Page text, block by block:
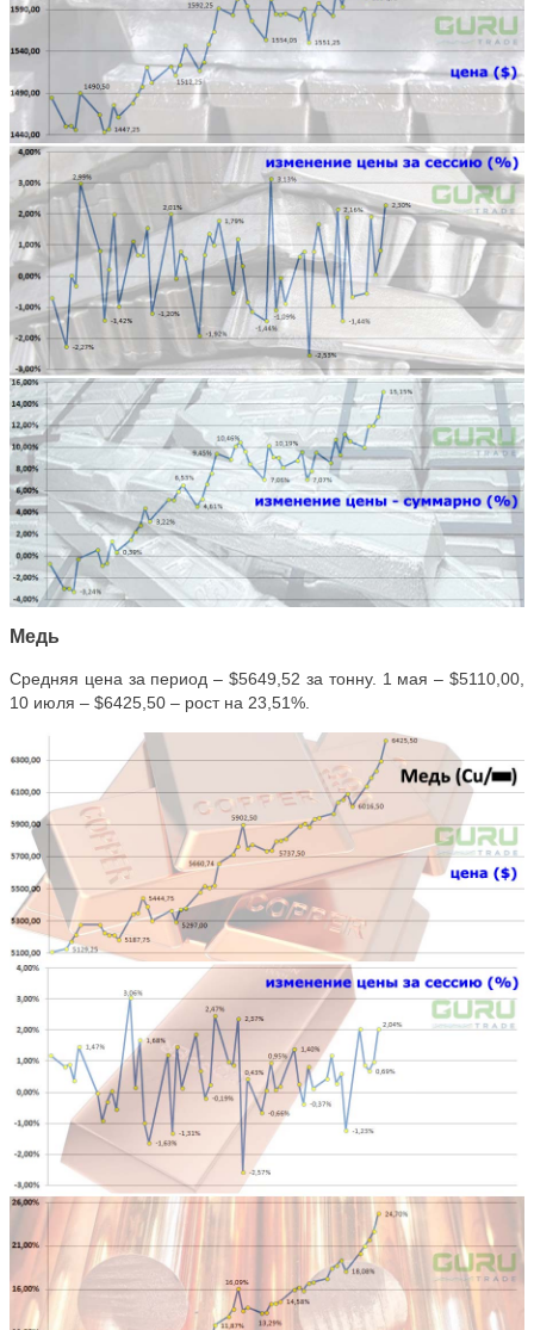
Медь
Средняя цена за период – $5649,52 за тонну. 1 мая – $5110,00,
10 июля – $6425,50 – рост на 23,51%.